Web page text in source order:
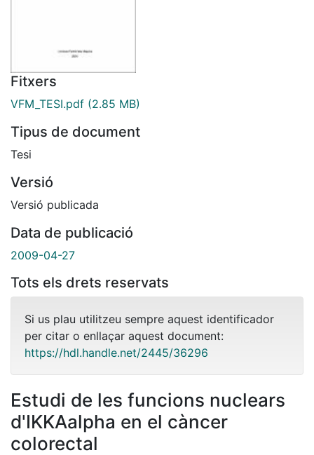
Fitxers
VFM_TESI.pdf (2.85 MB)
Tipus de document
Tesi
Versió
Versió publicada
Data de publicació
2009-04-27
Tots els drets reservats
Si us plau utilitzeu sempre aquest identificador
per citar o enllaçar aquest document:
https://hdl.handle.net/2445/36296
Estudi de les funcions nuclears
d'IKKAalpha en el càncer
colorectal